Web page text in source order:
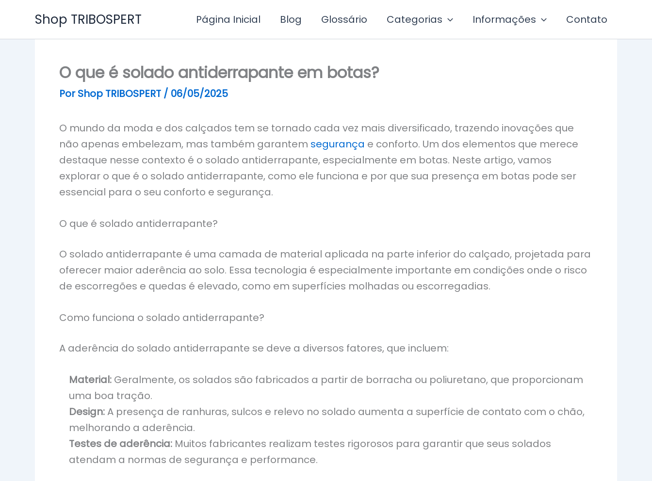
o
Shop TRIBOSPERT Página Inicial Blog Glossário Categorias Informações Contato
O que é solado antiderrapante em botas?
PorShop TRIBOSPERT / 06/05/2025
O mundo da moda e dos calçados tem se tornado cada vez mais diversificado, trazendo inovações que
não apenas embelezam, mas também garantem segurança e conforto. Um dos elementos que merece
destaque nesse contexto é o solado antiderrapante, especialmente em botas. Neste artigo, vamos
explorar o que é o solado antiderrapante, como ele funciona e por que sua presença em botas pode ser
essencial para o seu conforto e segurança.
O que é solado antiderrapante?
O solado antiderrapante é uma camada de material aplicada na parte inferior do calçado, projetada para
oferecer maior aderência ao solo. Essa tecnologia é especialmente importante em condições onde o risco
de escorregões e quedas é elevado, como em superfícies molhadas ou escorregadias.
Como funciona o solado antiderrapante?
A aderência do solado antiderrapante se deve a diversos fatores, que incluem:
Material: Geralmente, os solados são fabricados a partir de borracha ou poliuretano, que proporcionam
uma boa tração.
Design: A presença de ranhuras, sulcos e relevo no solado aumenta a superfície de contato com o chão,
melhorando a aderência.
Testes de aderência: Muitos fabricantes realizam testes rigorosos para garantir que seus solados
atendam a normas de segurança e performance.